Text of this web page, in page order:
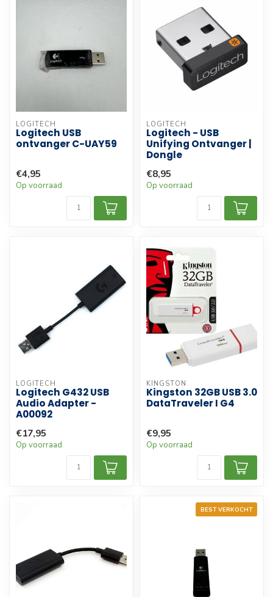
LOGITECH
Logitech USB
ontvanger C-UAY59
€4,95
Op voorraad
LOGITECH
Logitech - USB
Unifying Ontvanger |
Dongle
€8,95
Op voorraad
LOGITECH
Logitech G432 USB
Audio Adapter -
A00092
€17,95
Op voorraad
KINGSTON
Kingston 32GB USB 3.0
DataTraveler I G4
€9,95
Op voorraad
BEST VERKOCHT